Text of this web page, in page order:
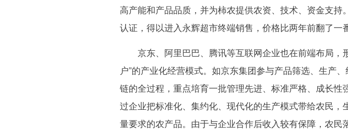
高产能和产品品质，并为柿农提供农资、技术、资金支持
认证，得以进入永辉超市终端销售，价格比两年前翻了一番
京东、阿里巴巴、腾讯等互联网企业也在前端布局，
户”的产业化经营模式。如京东集团参与产品筛选、生产
链的全过程，重点培育一批管理先进、标准严格、成长性
过企业把标准化、集约化、现代化的生产模式带给农民，
量要求的农产品。由于与企业合作后收入较有保障，农民